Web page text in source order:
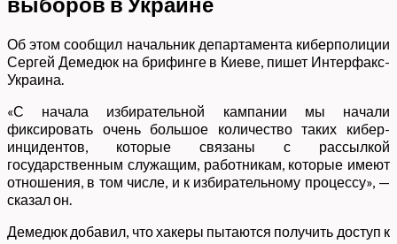
Об этом сообщил начальник департамента киберполиции
Сергей Демедюк на брифинге в Киеве, пишет Интерфакс-
Украина.
«С начала избирательной кампании мы начали
фиксировать очень большое количество таких кибер-
инцидентов, которые связаны с рассылкой
государственным служащим, работникам, которые имеют
отношения, в том числе, и к избирательному процессу», —
сказал он.
Демедюк добавил, что хакеры пытаются получить доступ к